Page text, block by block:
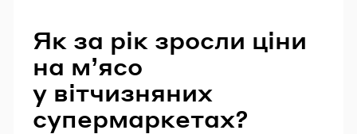
Як за рік зросли ціни
на м’ясо
у вітчизняних
супермаркетах?